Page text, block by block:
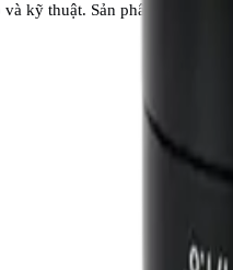
kỹ thuật. Sản phẩm được